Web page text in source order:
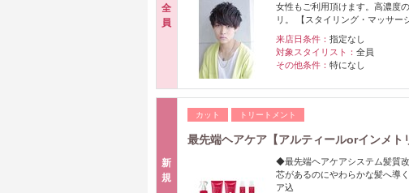
全
員
女性もご利用頂けます。高濃度
リ。 【スタイリング・マッサー
来店日条件： 指定なし
対象スタイリスト： 全員
その他条件： 特になし
新
規
カット トリートメント
最先端ヘアケア【アルティールorインメト
◆最先端ヘアケアシステム髪質
芯があるのにやわらかな髪へ導
ア込